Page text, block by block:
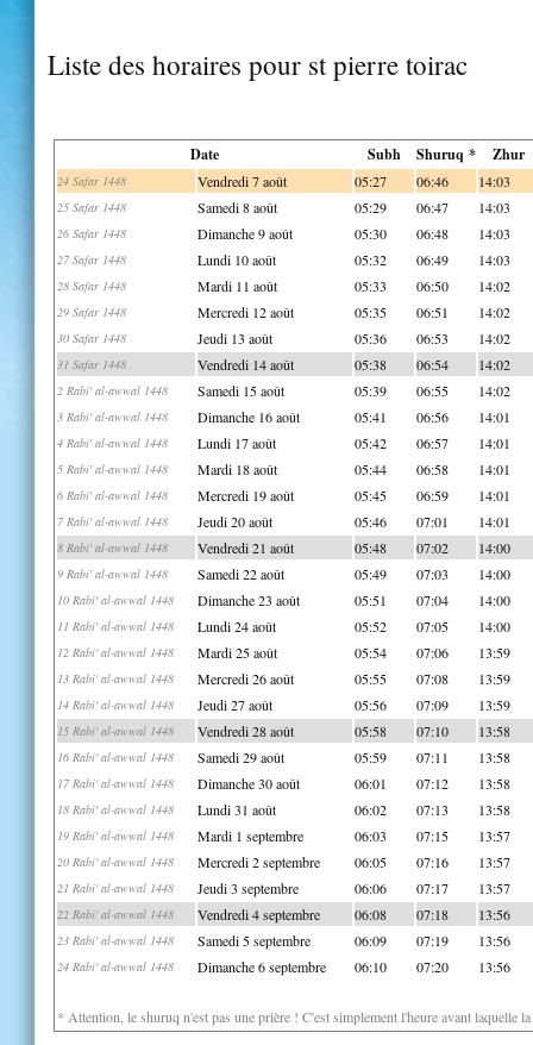
Liste des horaires pour st pierre toirac
Date Subh Shuruq * Zhur
24 Safar 1448 Vendredi 7 août 05:27 06:46 14:03
25 Safar 1448 Samedi 8 août 05:29 06:47 14:03
26 Safar 1448 Dimanche 9 août 05:30 06:48 14:03
27 Safar 1448 Lundi 10 août 05:32 06:49 14:03
28 Safar 1448 Mardi 11 août 05:33 06:50 14:02
29 Safar 1448 Mercredi 12 août 05:35 06:51 14:02
30 Safar 1448 Jeudi 13 août 05:36 06:53 14:02
31 Safar 1448 Vendredi 14 août 05:38 06:54 14:02
2 Rabi' al-awwal 1448 Samedi 15 août 05:39 06:55 14:02
3 Rabi' al-awwal 1448 Dimanche 16 août 05:41 06:56 14:01
4 Rabi' al-awwal 1448 Lundi 17 août 05:42 06:57 14:01
5 Rabi' al-awwal 1448 Mardi 18 août 05:44 06:58 14:01
6 Rabi' al-awwal 1448 Mercredi 19 août 05:45 06:59 14:01
7 Rabi' al-awwal 1448 Jeudi 20 août 05:46 07:01 14:01
8 Rabi' al-awwal 1448 Vendredi 21 août 05:48 07:02 14:00
9 Rabi' al-awwal 1448 Samedi 22 août 05:49 07:03 14:00
10 Rabi' al-awwal 1448 Dimanche 23 août 05:51 07:04 14:00
11 Rabi' al-awwal 1448 Lundi 24 août 05:52 07:05 14:00
12 Rabi' al-awwal 1448 Mardi 25 août 05:54 07:06 13:59
13 Rabi' al-awwal 1448 Mercredi 26 août 05:55 07:08 13:59
14 Rabi' al-awwal 1448 Jeudi 27 août 05:56 07:09 13:59
15 Rabi' al-awwal 1448 Vendredi 28 août 05:58 07:10 13:58
16 Rabi' al-awwal 1448 Samedi 29 août 05:59 07:11 13:58
17 Rabi' al-awwal 1448 Dimanche 30 août 06:01 07:12 13:58
18 Rabi' al-awwal 1448 Lundi 31 août 06:02 07:13 13:58
19 Rabi' al-awwal 1448 Mardi 1 septembre 06:03 07:15 13:57
20 Rabi' al-awwal 1448 Mercredi 2 septembre 06:05 07:16 13:57
21 Rabi' al-awwal 1448 Jeudi 3 septembre 06:06 07:17 13:57
22 Rabi' al-awwal 1448 Vendredi 4 septembre 06:08 07:18 13:56
23 Rabi' al-awwal 1448 Samedi 5 septembre 06:09 07:19 13:56
24 Rabi' al-awwal 1448 Dimanche 6 septembre 06:10 07:20 13:56
* Attention, le shuruq n'est pas une prière ! C'est simplement l'heure avant laquelle